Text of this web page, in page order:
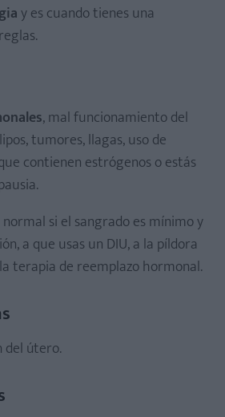
y es cuando tienes una
, mal funcionamiento del
tumores, llagas, uso de
contienen estrógenos o estás
si el sangrado es mínimo y
a que usas un DIU, a la píldora
terapia de reemplazo hormonal.
del útero.